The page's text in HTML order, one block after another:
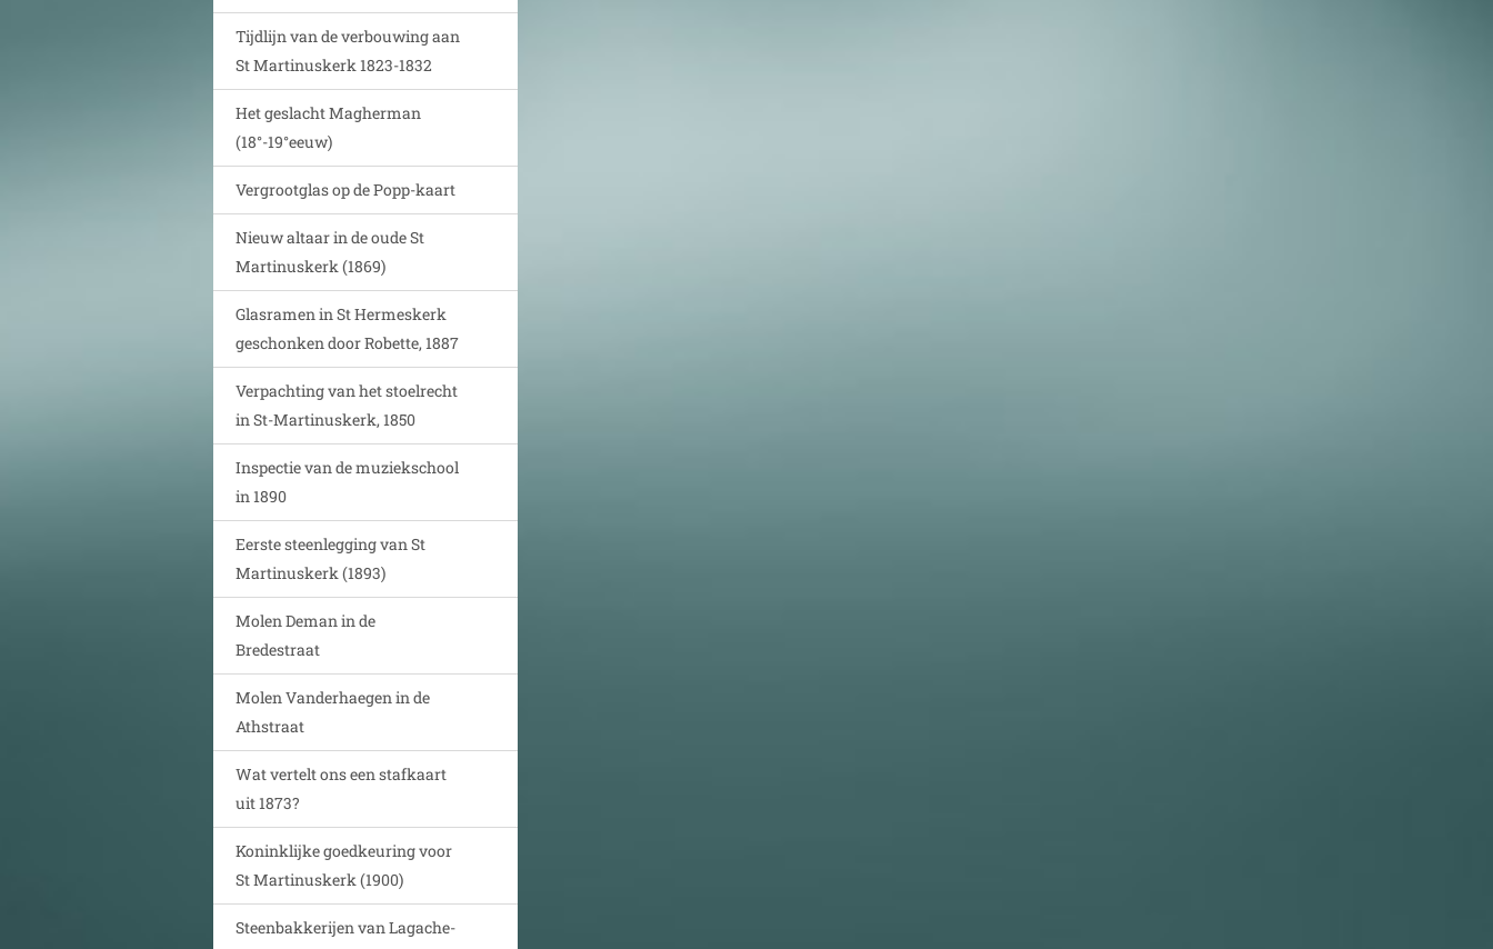
Tijdlijn van de verbouwing aan
St Martinuskerk 1823-1832
Het geslacht Magherman
(18°-19°eeuw)
Vergrootglas op de Popp-kaart
Nieuw altaar in de oude St
Martinuskerk (1869)
Glasramen in St Hermeskerk
geschonken door Robette, 1887
Verpachting van het stoelrecht
in St-Martinuskerk, 1850
Inspectie van de muziekschool
in 1890
Eerste steenlegging van St
Martinuskerk (1893)
Molen Deman in de
Bredestraat
Molen Vanderhaegen in de
Athstraat
Wat vertelt ons een stafkaart
uit 1873?
Koninklijke goedkeuring voor
St Martinuskerk (1900)
Steenbakkerijen van Lagache-